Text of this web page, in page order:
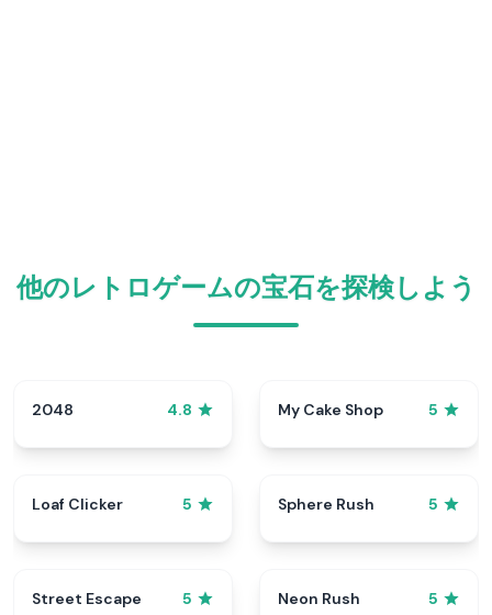
他のレトロゲームの宝石を探検しよう
2048 4.8 My Cake Shop 5
Loaf Clicker 5 Sphere Rush 5
Street Escape 5 Neon Rush 5